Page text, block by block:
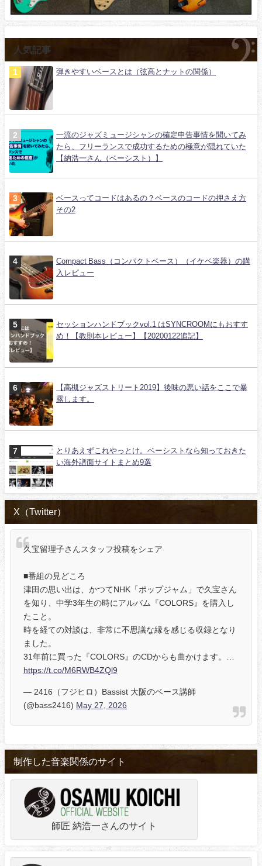
人気記事
弾きやすいベースとは（弦高とナットの関係）
一流のジャズミュージシャンの確定申告事情を聞いてみ
たら、フリーランスで成功するための極意が隠れていた
【納浩一さん（ベーシスト）】
ベースってコードはあるの？ベースのコードの押さえ方
その2
Compact Bass（コンパクトベース）（イケベ楽器）の購
入レビュー
セッションハンドブックvol.1 はSYNCROOMにもおすす
め！【教則本レビュー】【20200122追記】
【高槻ジャズストリート2019】後味の悪い話をここで暴
露します。
とりあえずこれやっとけ。ベーシストなら知っておきた
い海外譜面サイトまとめ9選
X（Twitter）
久宝留理子さんスタッフ投稿をシェア
■番組の見どころ
津田の思い出は、かつてNHK「ポップジャム」で久宝さん
を知り、中学3年生の時にアルバム『COLORS』を購入し
たこと。
時を経ての対談は、非常に不思議な縁を感じる収録となり
ました。
31年前に買った『COLORS』のCDからも曲かけます。…
https://t.co/M6RWB4ZQl9
— 2416（フジヒロ）Bassist 大阪のベース講師
(@bass2416) May 27, 2026
制作した音楽関係のサイト
師匠 納浩一さんのサイト